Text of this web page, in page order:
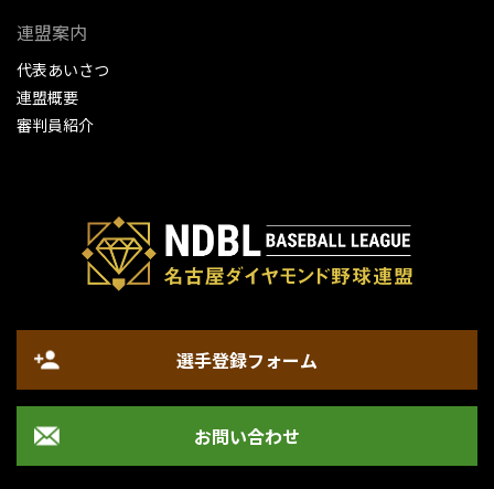
連盟案内
代表あいさつ
連盟概要
審判員紹介
選手登録フォーム
お問い合わせ